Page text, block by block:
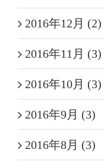
2016年12月 (2)
2016年11月 (3)
2016年10月 (3)
2016年9月 (3)
2016年8月 (3)